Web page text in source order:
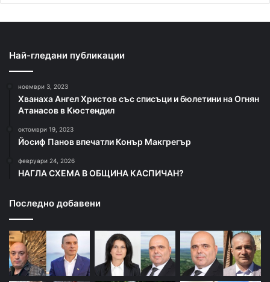
Най-гледани публикации
ноември 3, 2023
Хванаха Ангел Христов със списъци и бюлетини на Огнян
Атанасов в Кюстендил
октомври 19, 2023
Йосиф Панов впечатли Конър Макгрегър
февруари 24, 2026
НАГЛА СХЕМА В ОБЩИНА КАСПИЧАН?
Последно добавени